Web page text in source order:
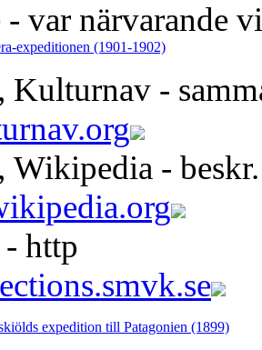
- var närvarande
expeditionen (1901-1902)
Kulturnav -
Wikipedia -
http
expedition till Patagonien (1899)